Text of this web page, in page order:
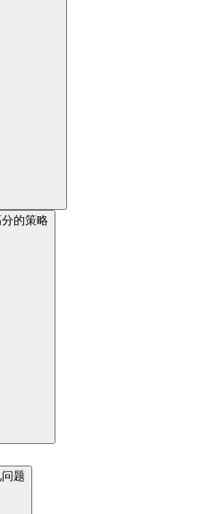
的策略
题